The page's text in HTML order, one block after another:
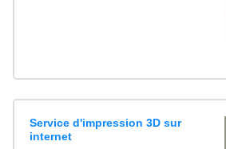
Service d'impression 3D sur
internet